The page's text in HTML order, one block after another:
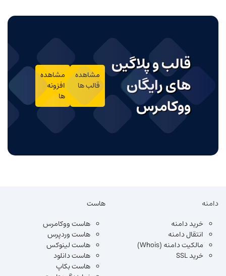
قالب و پلاگین
های رایگان
ووکامرس
مشاهده
قالب ها
مشاهده
افزونه
ها
دامنه
خرید دامنه
انتقال دامنه
مالکیت دامنه (Whois)
خرید SSL
هاست
هاست ووکامرس
هاست وردپرس
هاست لینوکس
هاست دانلود
هاست بکاپ